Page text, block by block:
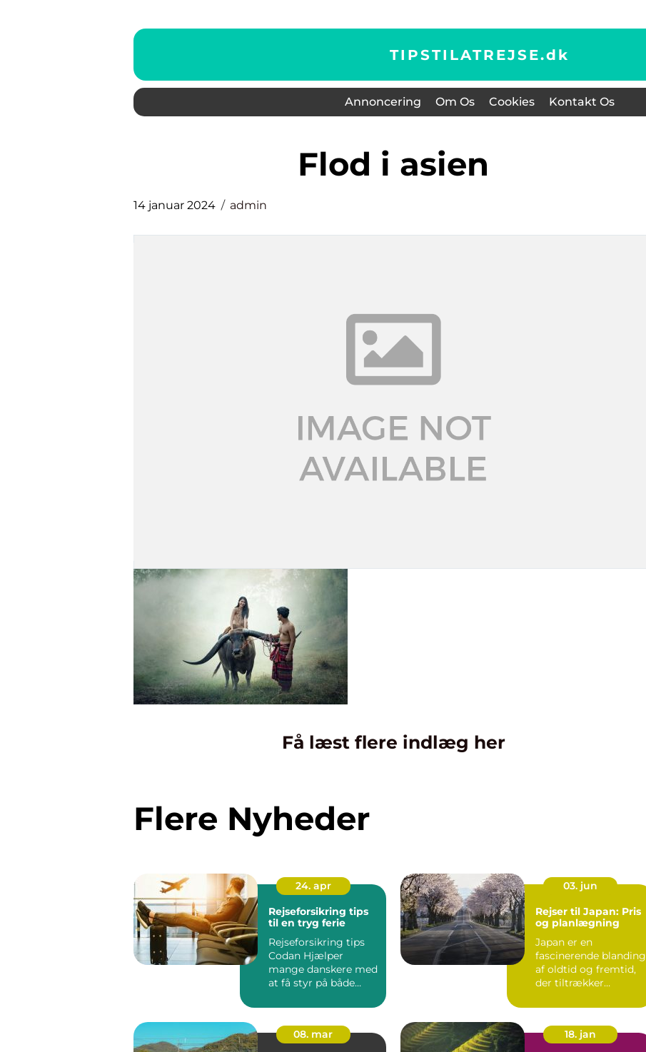
TIPSTILATREJSE.dk
Annoncering Om Os Cookies Kontakt Os
flod i asien
14 januar 2024 admin
Få læst flere indlæg her
Flere Nyheder
24. apr
Rejseforsikring tips
til en tryg ferie
Rejseforsikring tips
Codan Hjælper
mange danskere med
at få styr på både
økonomi, før d...
03. jun
Rejser til Japan: Pris
og planlægning
Japan er en
fascinerende blanding
af oldtid og fremtid,
der tiltrækker
verde...
08. mar
18. jan